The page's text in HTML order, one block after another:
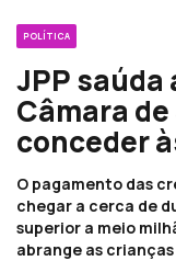
POLÍTICA
JPP saúda
Câmara
conceder
O pagamento das
chegar a cerca de
superior a meio
abrange as